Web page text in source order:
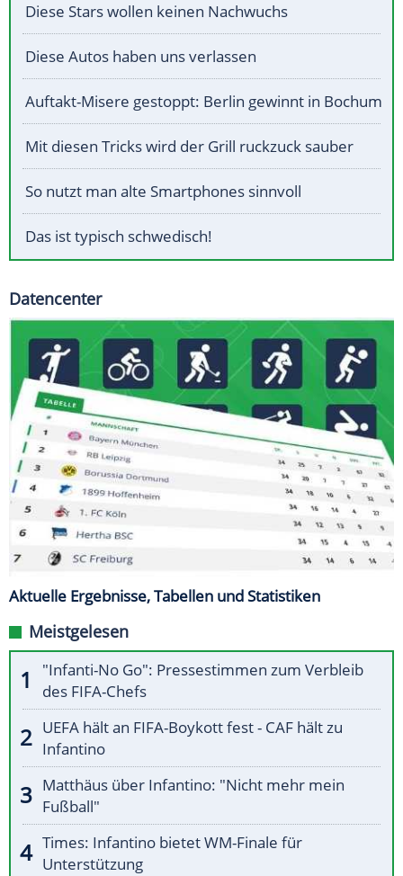
Diese Stars wollen keinen Nachwuchs
Diese Autos haben uns verlassen
Auftakt-Misere gestoppt: Berlin gewinnt in Bochum
Mit diesen Tricks wird der Grill ruckzuck sauber
So nutzt man alte Smartphones sinnvoll
Das ist typisch schwedisch!
Datencenter
Aktuelle Ergebnisse, Tabellen und Statistiken
Meistgelesen
"Infanti-No Go": Pressestimmen zum Verbleib
des FIFA-Chefs
UEFA hält an FIFA-Boykott fest - CAF hält zu
Infantino
Matthäus über Infantino: "Nicht mehr mein
Fußball"
Times: Infantino bietet WM-Finale für
Unterstützung